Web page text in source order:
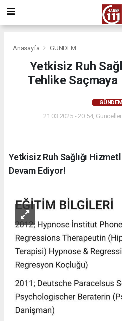
Anasayfa GÜNDEM
Yetkisiz Ruh
Tehlike Saçmaya
GÜNDEM
21.03.2025 - 20:54,
Yetkisiz Ruh Sağlığı
Devam Ediyor!